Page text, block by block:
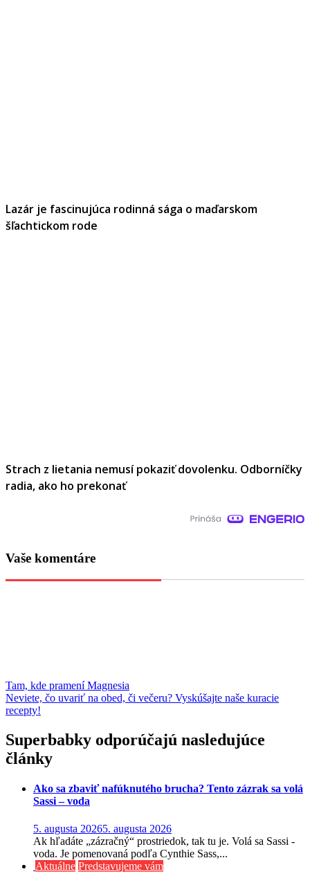
Lazár je fascinujúca rodinná sága o maďarskom
šľachtickom rode
Strach z lietania nemusí pokaziť dovolenku. Odborníčky
radia, ako ho prekonať
Vaše komentáre
Navigácia
v
Tam, kde pramení Magnesia
Neviete, čo uvariť na obed, či večeru? Vyskúšajte naše kuracie
recepty!
Superbabky odporúčajú nasledujúce
články
Ako sa zbaviť nafúknutého brucha? Tento zázrak sa volá
Sassi – voda
5. augusta 20265. augusta 2026
Ak hľadáte „zázračný“ prostriedok, tak tu je. Volá sa Sassi -
voda. Je pomenovaná podľa Cynthie Sass,...
Aktuálne Predstavujeme vám